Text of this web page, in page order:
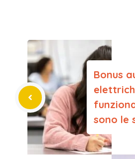
Bonus
sono le